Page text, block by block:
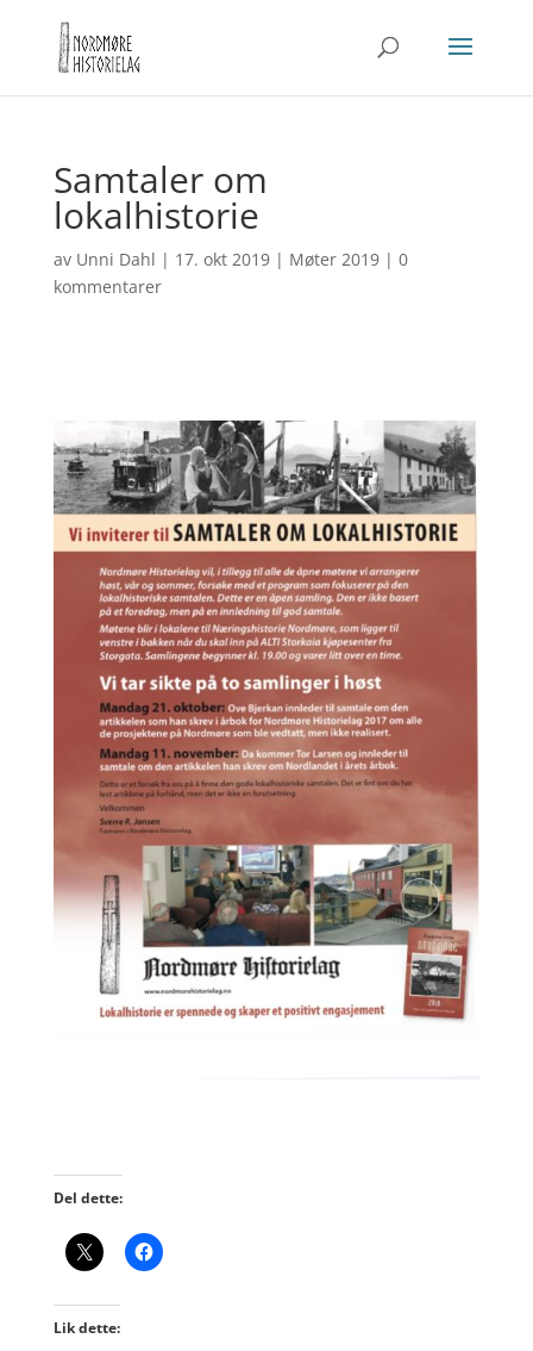
Samtaler om
lokalhistorie
av Unni Dahl | 17. okt 2019| Møter 2019| 0
kommentarer
Del dette:
Lik dette: